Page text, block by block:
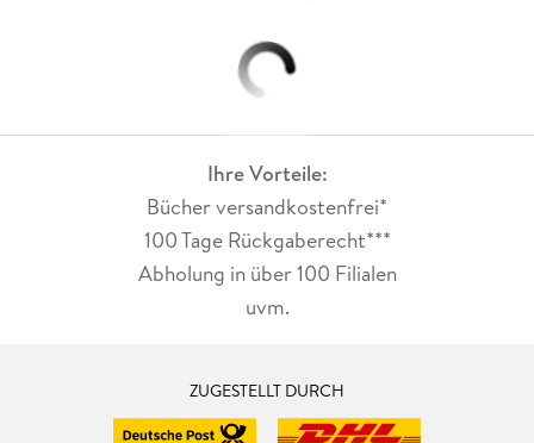
Ihre Vorteile:
Bücher versandkostenfrei*
100 Tage Rückgaberecht***
Abholung in über 100 Filialen
uvm.
ZUGESTELLT DURCH